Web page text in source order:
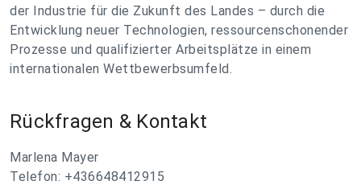
der Industrie für die Zukunft des Landes – durch die
Entwicklung neuer Technologien, ressourcenschonender
Prozesse und qualifizierter Arbeitsplätze in einem
internationalen Wettbewerbsumfeld.
Rückfragen & Kontakt
Marlena Mayer
Telefon: +436648412915